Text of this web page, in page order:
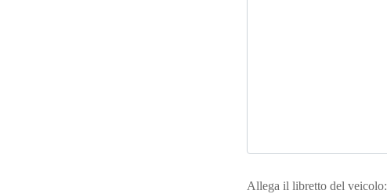
Allega il libretto del veicolo: